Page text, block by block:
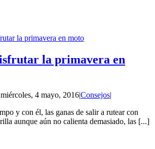
la primavera en moto
la primavera en
miércoles, 4 mayo, 2016|Consejos|
y con él, las ganas de salir a rutear con
aunque aún no calienta demasiado, las [...]